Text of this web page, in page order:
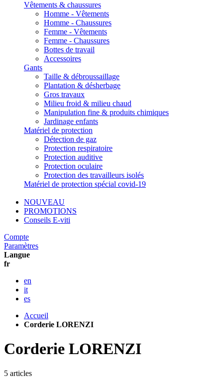
Vêtements & chaussures
Homme - Vêtements
Homme - Chaussures
Femme - Vêtements
Femme - Chaussures
Bottes de travail
Accessoires
Gants
Taille & débroussaillage
Plantation & désherbage
Gros travaux
Milieu froid & milieu chaud
Manipulation fine & produits chimiques
Jardinage enfants
Matériel de protection
Détection de gaz
Protection respiratoire
Protection auditive
Protection oculaire
Protection des travailleurs isolés
Matériel de protection spécial covid-19
NOUVEAU
PROMOTIONS
Conseils E-viti
Compte
Paramètres
Langue
fr
en
it
es
Accueil
Corderie LORENZI
Corderie LORENZI
5 articles